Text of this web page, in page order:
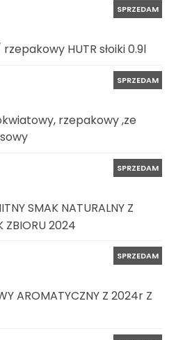
SPRZEDAM
HUTR słoiki 0.9l
SPRZEDAM
rzepakowy ,ze
SPRZEDAM
SMAK NATURALNY Z
ZBIORU 2024
SPRZEDAM
AROMATYCZNY Z 2024r Z